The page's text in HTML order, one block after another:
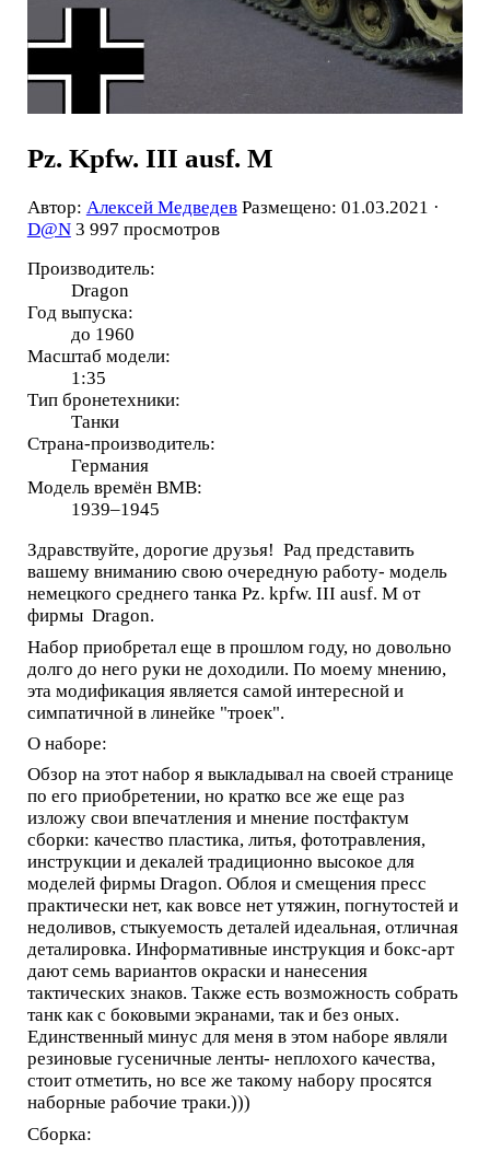
Pz. Kpfw. III ausf. M
Автор: Алексей Медведев Размещено: 01.03.2021 ·
D@N 3 997 просмотров
Производитель:
Dragon
Год выпуска:
до 1960
Масштаб модели:
1:35
Тип бронетехники:
Танки
Страна-производитель:
Германия
Модель времён ВМВ:
1939–1945
Здравствуйте, дорогие друзья! Рад представить
вашему вниманию свою очередную работу- модель
немецкого среднего танка Pz. kpfw. III ausf. M от
фирмы Dragon.
Набор приобретал еще в прошлом году, но довольно
долго до него руки не доходили. По моему мнению,
эта модификация является самой интересной и
симпатичной в линейке "троек".
О наборе:
Обзор на этот набор я выкладывал на своей странице
по его приобретении, но кратко все же еще раз
изложу свои впечатления и мнение постфактум
сборки: качество пластика, литья, фототравления,
инструкции и декалей традиционно высокое для
моделей фирмы Dragon. Облоя и смещения пресс
практически нет, как вовсе нет утяжин, погнутостей и
недоливов, стыкуемость деталей идеальная, отличная
деталировка. Информативные инструкция и бокс-арт
дают семь вариантов окраски и нанесения
тактических знаков. Также есть возможность собрать
танк как с боковыми экранами, так и без оных.
Единственный минус для меня в этом наборе являли
резиновые гусеничные ленты- неплохого качества,
стоит отметить, но все же такому набору просятся
наборные рабочие траки.)))
Сборка: